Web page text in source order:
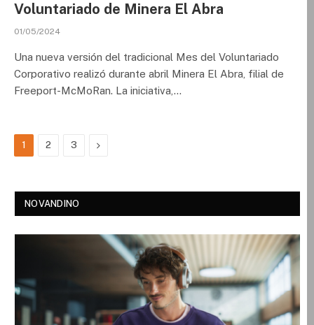
Voluntariado de Minera El Abra
01/05/2024
Una nueva versión del tradicional Mes del Voluntariado
Corporativo realizó durante abril Minera El Abra, filial de
Freeport-McMoRan. La iniciativa,…
1 2 3 Next
NOVANDINO